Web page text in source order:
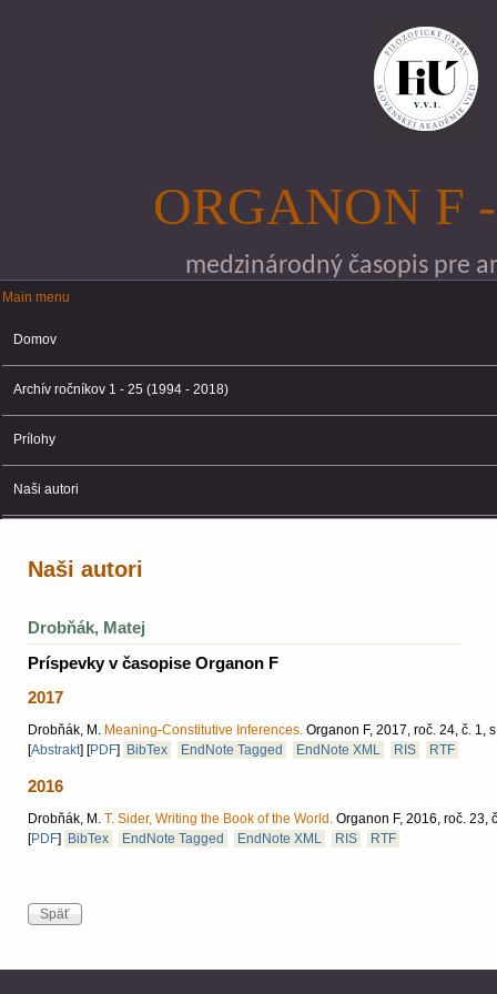
ORGANON F
medzinárodný časopis pre
Main menu
Main menu
Domov
Archív ročníkov 1 - 25 (1994 - 2018)
Prílohy
Naši autori
Naši autori
Drobňák, Matej
Príspevky v časopise Organon F
2017
Drobňák, M. Meaning-Constitutive Inferences. Organon F, 2017, roč. 24, č. 1,
[Abstrakt] [PDF] BibTex EndNote Tagged EndNote XML RIS RTF
2016
Drobňák, M. T. Sider, Writing the Book of the World. Organon F, 2016, roč. 23,
[PDF] BibTex EndNote Tagged EndNote XML RIS RTF